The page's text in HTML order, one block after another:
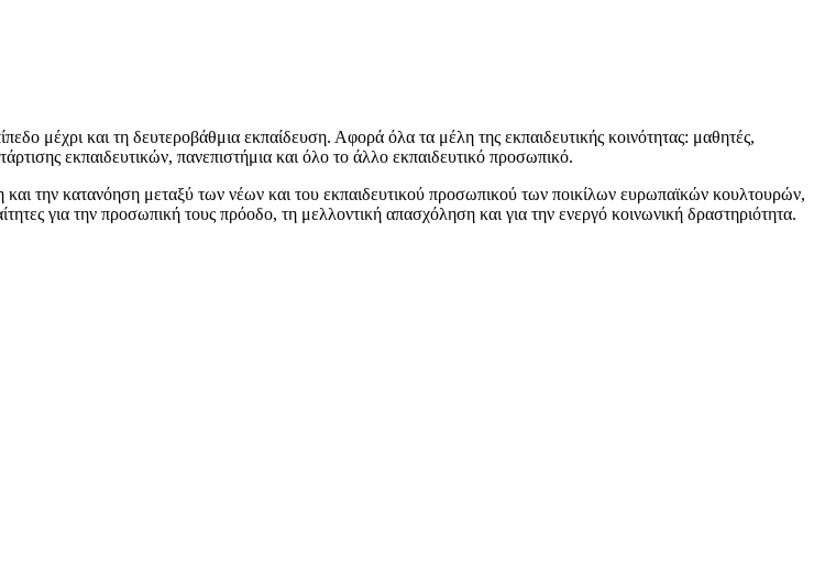
μέχρι και τη δευτεροβάθμια εκπαίδευση. Αφορά όλα τα μέλη της εκπαιδευτικής κοινότητας: μαθητές,
εκπαιδευτικών, πανεπιστήμια και όλο το άλλο εκπαιδευτικό προσωπικό.
την κατανόηση μεταξύ των νέων και του εκπαιδευτικού προσωπικού των ποικίλων ευρωπαϊκών κουλτουρών,
για την προσωπική τους πρόοδο, τη μελλοντική απασχόληση και για την ενεργό κοινωνική δραστηριότητα.